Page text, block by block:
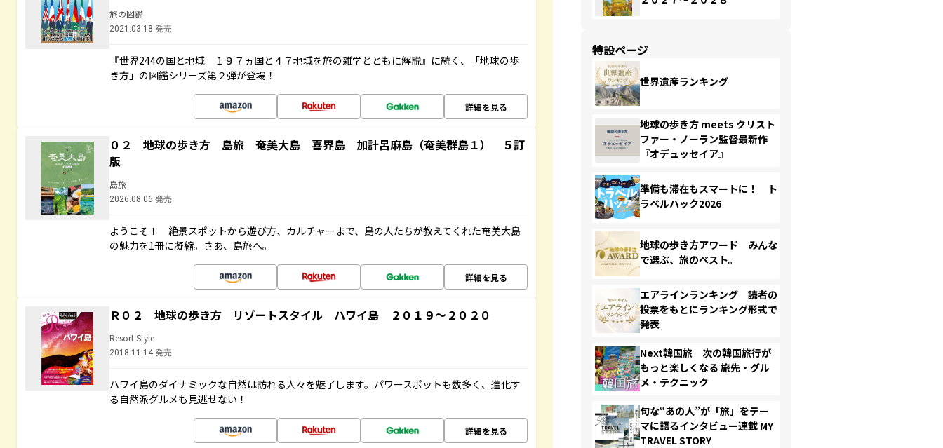
旅の図鑑
2021.03.18 発売
『世界244の国と地域 １９７ヵ国と４７地域を旅の雑学とともに解説』に続く、「地球の歩
き方」の図鑑シリーズ第２弾が登場！
詳細を見る
０２ 地球の歩き方 島旅 奄美大島 喜界島 加計呂麻島（奄美群島１） ５訂
版
島旅
2026.08.06 発売
ようこそ！ 絶景スポットから遊び方、カルチャーまで、島の人たちが教えてくれた奄美大島
の魅力を1冊に凝縮。さあ、島旅へ。
詳細を見る
Ｒ０２ 地球の歩き方 リゾートスタイル ハワイ島 ２０１９～２０２０
Resort Style
2018.11.14 発売
ハワイ島のダイナミックな自然は訪れる人々を魅了します。パワースポットも数多く、進化す
る自然派グルメも見逃せない！
詳細を見る
特設ページ
世界遺産ランキング
地球の歩き方 meets クリスト
ファー・ノーラン監督最新作
『オデュッセイア』
準備も滞在もスマートに！ ト
ラベルハック2026
地球の歩き方アワード みんな
で選ぶ、旅のベスト。
エアラインランキング 読者の
投票をもとにランキング形式で
発表
Next韓国旅 次の韓国旅行が
もっと楽しくなる 旅先・グル
メ・テクニック
旬な“あの人”が「旅」をテー
マに語るインタビュー連載 MY
TRAVEL STORY